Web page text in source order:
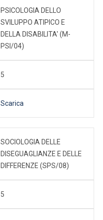
PSICOLOGIA DELLO
SVILUPPO ATIPICO E
DELLA DISABILITA' (M-
PSI/04)
5
Scarica
SOCIOLOGIA DELLE
DISEGUAGLIANZE E DELLE
DIFFERENZE (SPS/08)
5